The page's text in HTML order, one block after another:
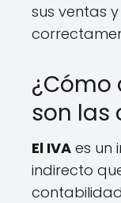
sus ventas
¿Cómo
son las
El IVA es un
indirecto